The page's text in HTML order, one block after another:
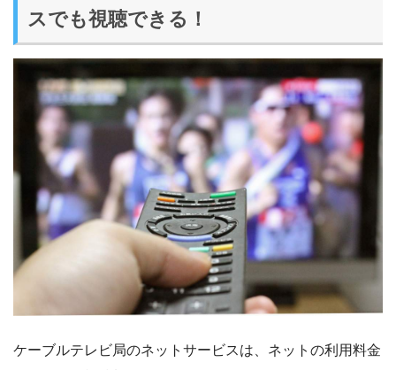
スでも視聴できる！
ケーブルテレビ局のネットサービスは、ネットの利用料金